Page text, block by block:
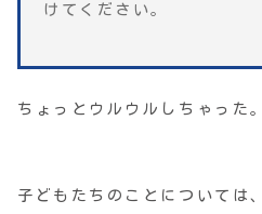
けてください。
ちょっとウルウルしちゃった。
子どもたちのことについては